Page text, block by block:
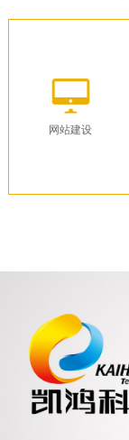
网站建设